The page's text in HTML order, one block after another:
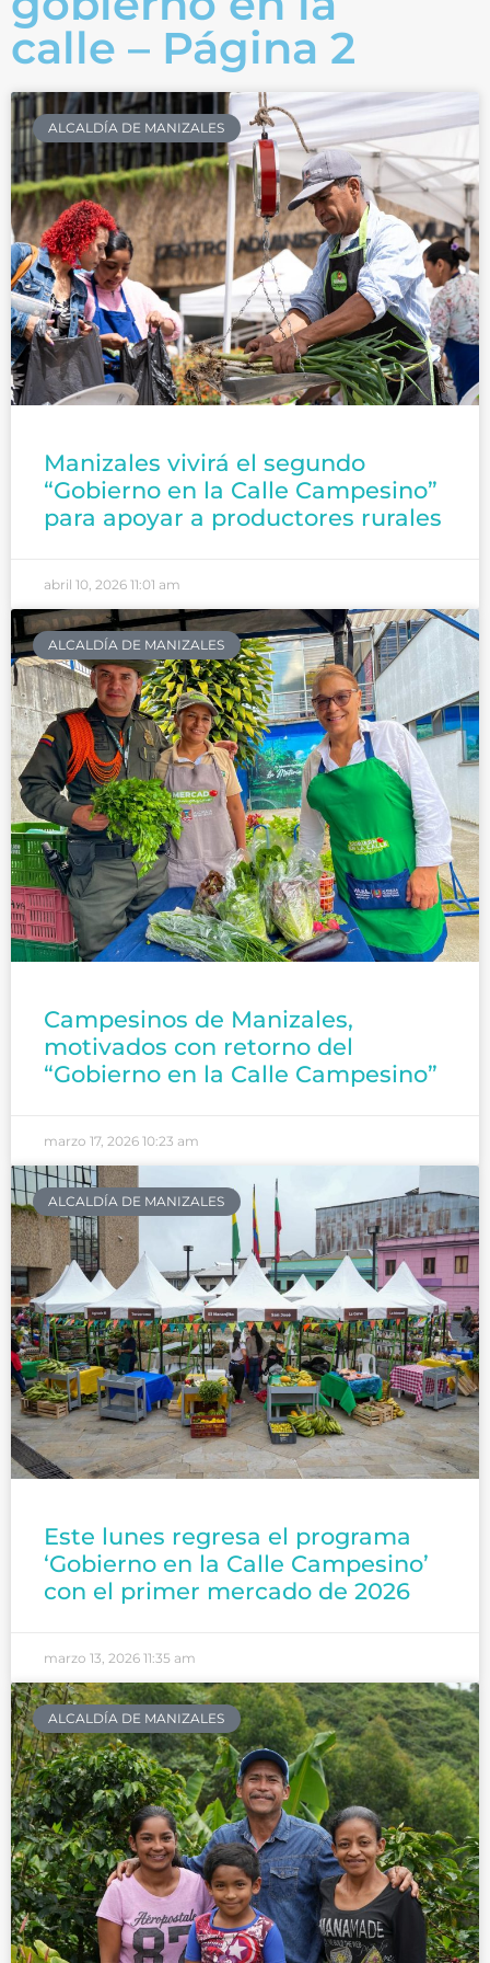
calle – Página 2
ALCALDÍA DE MANIZALES
Manizales vivirá el segundo
“Gobierno en la Calle Campesino”
para apoyar a productores rurales
abril 10, 2026 11:01 am
ALCALDÍA DE MANIZALES
Campesinos de Manizales,
motivados con retorno del
“Gobierno en la Calle Campesino”
marzo 17, 2026 10:23 am
ALCALDÍA DE MANIZALES
Este lunes regresa el programa
‘Gobierno en la Calle Campesino’
con el primer mercado de 2026
marzo 13, 2026 11:35 am
ALCALDÍA DE MANIZALES